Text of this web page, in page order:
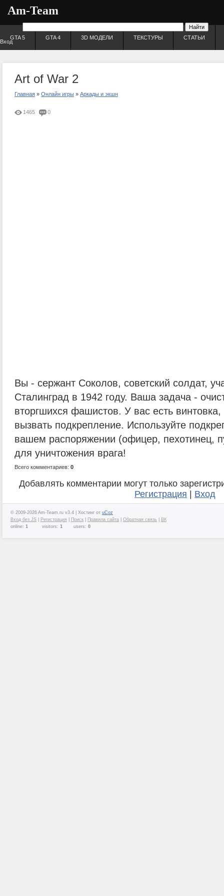
Am-Team
Вход
GTA 5 GTA 4 3D МОДЕЛИ ТЕКСТУРЫ СТАТЬИ
Art of War 2
Главная » Онлайн игры » Аркады и экшн
1465 0
Вы - сержант Соколов, советский солдат,
Сталинград в 1942 году. Ваша задача -
вторгшихся фашистов. У вас есть
вызвать подкрепление. Используйте
вашем распоряжении (офицер, пехотинец,
для уничтожения врага!
Всего комментариев: 0
Добавлять комментарии могут только
Регистрация
Вход
© 2009-2026 Am-Team.ru v3.4 | Хостинг от uCoz
Вход без JS
Регистрация Поиск Правила сайта Обратная связь
ВК
online: 1 visitors: 1 users: 0